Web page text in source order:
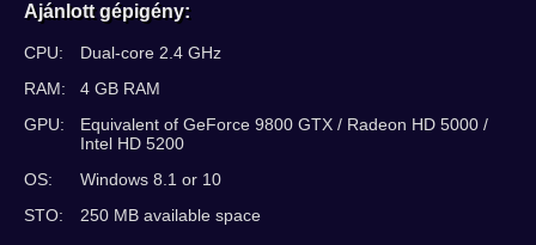
Ajánlott gépigény:
CPU:
Dual-core 2.4 GHz
RAM:
4 GB RAM
GPU:
Equivalent of GeForce 9800 GTX / Radeon HD 5000 /
Intel HD 5200
OS:
Windows 8.1 or 10
STO:
250 MB available space